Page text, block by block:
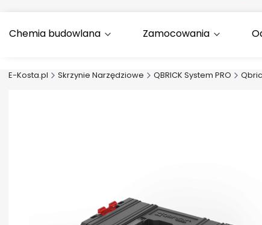
Chemia budowlana Zamocowania
E-Kosta.pl Skrzynie Narzędziowe QBRICK System PRO